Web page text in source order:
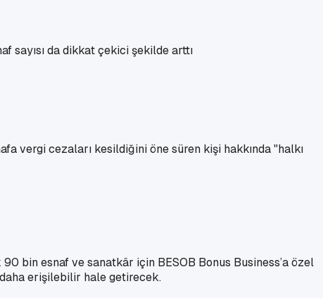
sayısı da dikkat çekici şekilde arttı
vergi cezaları kesildiğini öne süren kişi hakkında "halkı
bin esnaf ve sanatkâr için BESOB Bonus Business’a özel
daha erişilebilir hale getirecek.